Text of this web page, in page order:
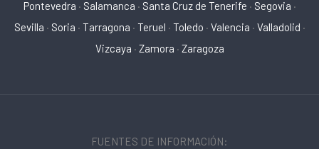
Pontevedra · Salamanca · Santa Cruz de Tenerife · Segovia ·
Sevilla · Soria · Tarragona · Teruel · Toledo · Valencia · Valladolid ·
Vizcaya · Zamora · Zaragoza
FUENTES DE INFORMACIÓN: